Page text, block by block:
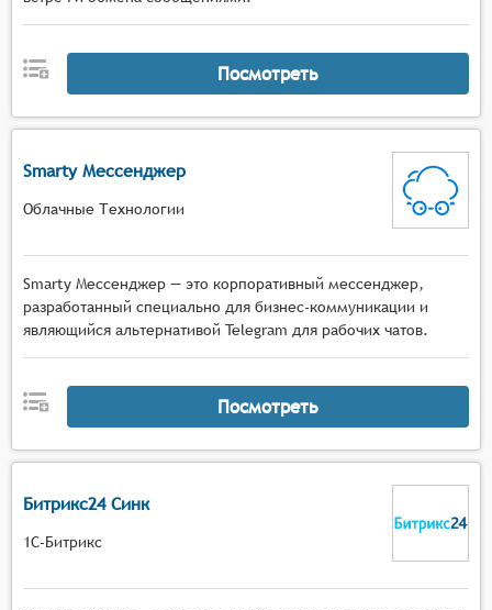
Посмотреть
Smarty Мессенджер
Облачные Технологии
Smarty Мессенджер — это корпоративный мессенджер,
разработанный специально для бизнес-коммуникации и
являющийся альтернативой Telegram для рабочих чатов.
Посмотреть
Битрикс24 Синк
1С-Битрикс